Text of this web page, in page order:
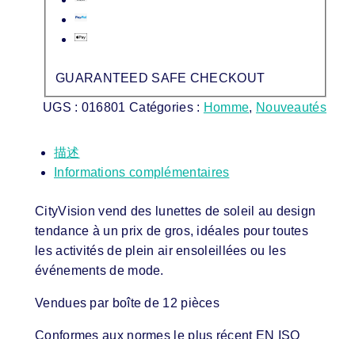
GUARANTEED SAFE CHECKOUT
UGS : 016801 Catégories : Homme, Nouveautés
描述
Informations complémentaires
CityVision vend des lunettes de soleil au design
tendance à un prix de gros, idéales pour toutes
les activités de plein air ensoleillées ou les
événements de mode.
Vendues par boîte de 12 pièces
Conformes aux normes le plus récent EN ISO